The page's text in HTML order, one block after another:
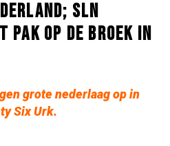
SLN
PAK OP DE BROEK IN
grote nederlaag op in
Six Urk.